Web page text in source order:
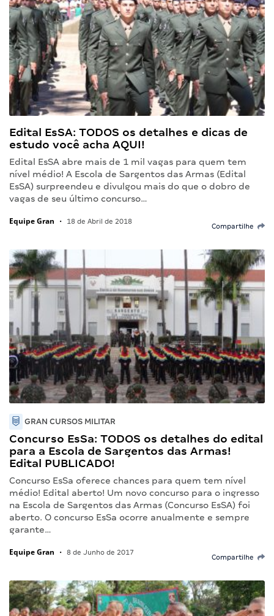
Edital EsSA: TODOS os detalhes e dicas de
estudo você acha AQUI!
Edital EsSA abre mais de 1 mil vagas para quem tem
nível médio! A Escola de Sargentos das Armas (Edital
EsSA) surpreendeu e divulgou mais do que o dobro de
vagas de seu último concurso…
Equipe Gran • 18 de Abril de 2018
Compartilhe
GRAN CURSOS MILITAR
Concurso EsSa: TODOS os detalhes do edital
para a Escola de Sargentos das Armas!
Edital PUBLICADO!
Concurso EsSa oferece chances para quem tem nível
médio! Edital aberto! Um novo concurso para o ingresso
na Escola de Sargentos das Armas (Concurso EsSA) foi
aberto. O concurso EsSa ocorre anualmente e sempre
garante…
Equipe Gran • 8 de Junho de 2017
Compartilhe